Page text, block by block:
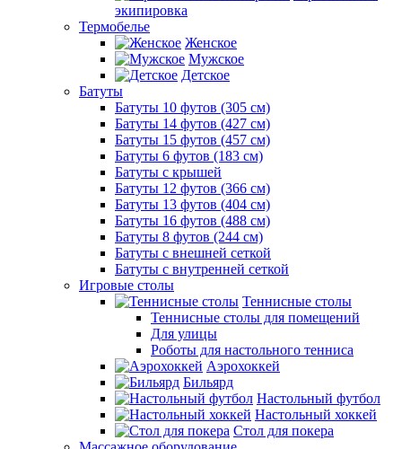
экипировка
Термобелье
Женское
Мужское
Детское
Батуты
Батуты 10 футов (305 см)
Батуты 14 футов (427 см)
Батуты 15 футов (457 см)
Батуты 6 футов (183 см)
Батуты с крышей
Батуты 12 футов (366 см)
Батуты 13 футов (404 см)
Батуты 16 футов (488 см)
Батуты 8 футов (244 см)
Батуты с внешней сеткой
Батуты с внутренней сеткой
Игровые столы
Теннисные столы
Теннисные столы для помещений
Для улицы
Роботы для настольного тенниса
Аэрохоккей
Бильярд
Настольный футбол
Настольный хоккей
Стол для покера